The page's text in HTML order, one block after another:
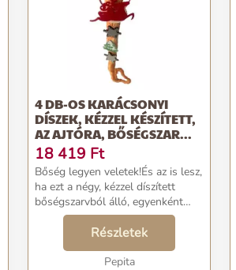
4 DB-OS KARÁCSONYI
DÍSZEK, KÉZZEL KÉSZÍTETT,
AZ AJTÓRA, BŐSÉGSZAR...
18 419 Ft
Bőség legyen veletek!És az is lesz,
ha ezt a négy, kézzel díszített
bőségszarvból álló, egyenként
eltérő díszítésű készletet a bejárati
ajtódra helyezed.A karácsonyi
bőség szimbólumaként a
Részletek
Pepita